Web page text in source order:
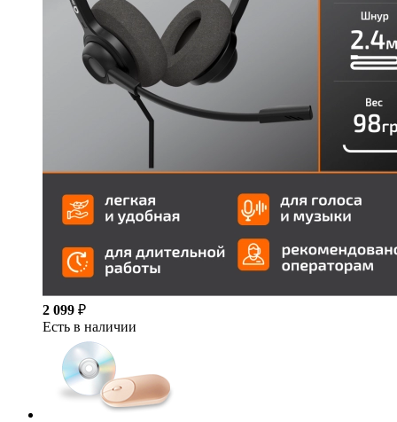
2 099 ₽
Есть в наличии